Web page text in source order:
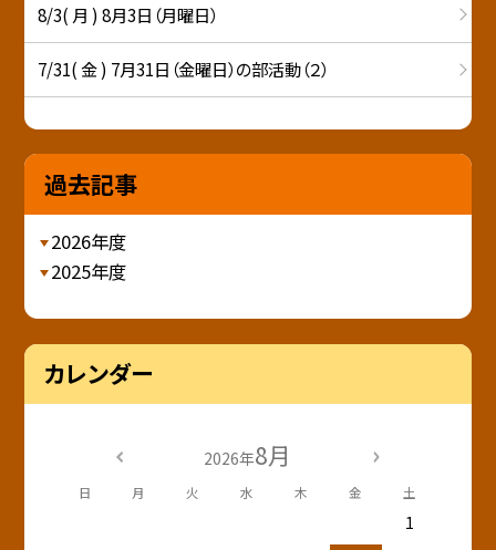
8/3( 月 ) 8月3日（月曜日）
7/31( 金 ) 7月31日（金曜日）の部活動（２）
過去記事
2026年度
2025年度
カレンダー
2026年8月
日 月 火 水 木 金 土
1